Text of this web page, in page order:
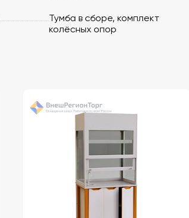
Тумба в сборе, комплект
колёсных опор